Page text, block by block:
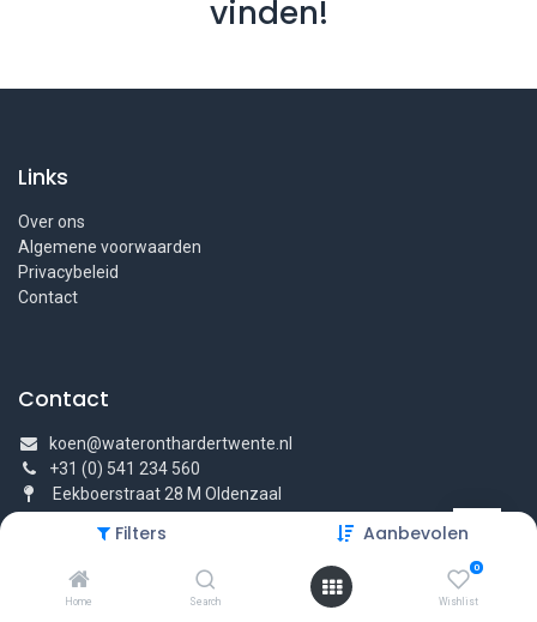
Filters Aanbevolen
Home Search
0
Wishlist
vinden!
Links
Over ons
Algemene voorwaarden
Privacybeleid
Contact
Contact
koen@wateronthardertwente.nl
+31 (0) 541 234 560
Eekboerstraat 28 M Oldenzaal